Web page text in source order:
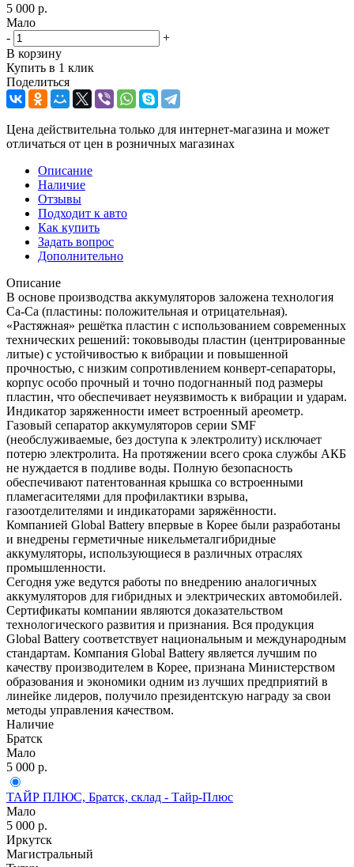
5 000 р.
Мало
-
+
В корзину
Купить в 1 клик
Поделиться
Цена действительна только для интернет-магазина и может
отличаться от цен в розничных магазинах
Описание
Наличие
Отзывы
Подходит к авто
Как купить
Задать вопрос
Дополнительно
Описание
В основе производства аккумуляторов заложена технология
Са-Са (пластины: положительная и отрицательная).
«Растяжная» решётка пластин с использованием современных
технических решений: токовыводы пластин (центрированные
литые) с устойчивостью к вибрации и повышенной
прочностью, с низким сопротивлением конверт-сепараторы,
корпус особо прочный и точно подогнанный под размеры
пластин, что обеспечивает неуязвимость к вибрации и ударам.
Индикатор заряженности имеет встроенный ареометр.
Газовый сепаратор аккумуляторов серии SMF
(необслуживаемые, без доступа к электролиту) исключает
потерю электролита. На протяжении всего срока службы АКБ
не нуждается в подливе воды. Полную безопасность
обеспечивают патентованная крышка со встроенными
пламегасителями для профилактики взрыва,
газоотделителями и индикаторами заряжённости.
Компанией Global Battery впервые в Корее были разработаны
и внедрены герметичные никельметалгибридные
аккумуляторы, использующиеся в различных отраслях
промышленности.
Сегодня уже ведутся работы по внедрению аналогичных
аккумуляторов для гибридных и электрических автомобилей.
Сертификаты компании являются доказательством
технологического развития и признания. Вся продукция
Global Battery соответствует национальным и международным
стандартам. Компания Global Battery является лучшим по
качеству производителем в Корее, признана Министерством
образования и экономики одним из лучших предприятий в
линейке лидеров, получило президентскую награду за свои
методы управления качеством.
Наличие
Братск
Мало
5 000 р.
ТАЙР ПЛЮС, Братск, склад - Тайр-Плюс
Мало
5 000 р.
Иркутск
Магистральный